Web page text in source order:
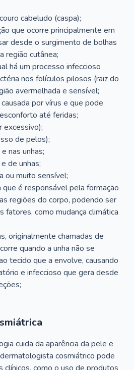
cabeludo (caspa);
que ocorre principalmente em
desde o surgimento de bolhas
região cutânea;
há um processo infeccioso
nos folículos pilosos (raiz do
avermelhada e sensível;
por vírus e que pode
até feridas;
excessivo);
de pelos);
nas unhas;
de unhas;
ou muito sensível;
que é responsável pela formação
regiões do corpo, podendo ser
fatores, como mudança climática
originalmente chamadas de
quando a unha não se
tecido que a envolve, causando
e infeccioso que gera desde
cuida da aparência da pele e
cosmiátrico pode